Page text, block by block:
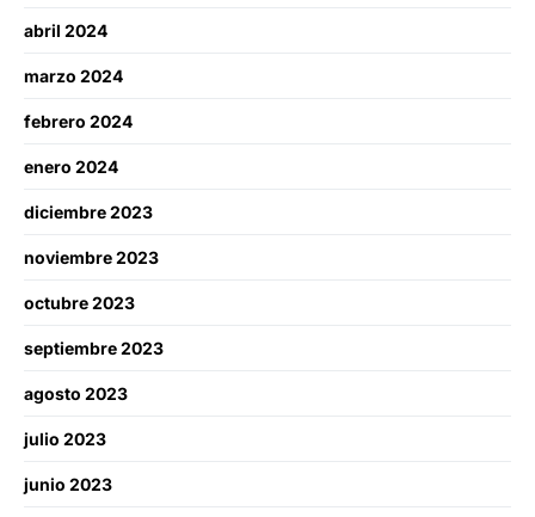
abril 2024
marzo 2024
febrero 2024
enero 2024
diciembre 2023
noviembre 2023
octubre 2023
septiembre 2023
agosto 2023
julio 2023
junio 2023